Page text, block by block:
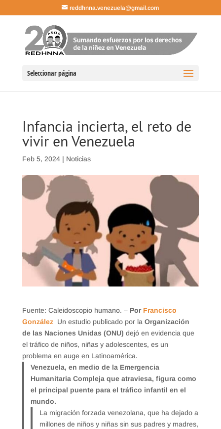
reddhnna.venezuela@gmail.com
Seleccionar página
Infancia incierta, el reto de
vivir en Venezuela
Feb 5, 2024| Noticias
Fuente: Caleidoscopio humano. – Por Francisco
González Un estudio publicado por la Organización
de las Naciones Unidas (ONU) dejó en evidencia que
el tráfico de niños, niñas y adolescentes, es un
problema en auge en Latinoamérica.
Venezuela, en medio de la Emergencia
Humanitaria Compleja que atraviesa, figura como
el principal puente para el tráfico infantil en el
mundo.
La migración forzada venezolana, que ha dejado a
millones de niños y niñas sin sus padres y madres,